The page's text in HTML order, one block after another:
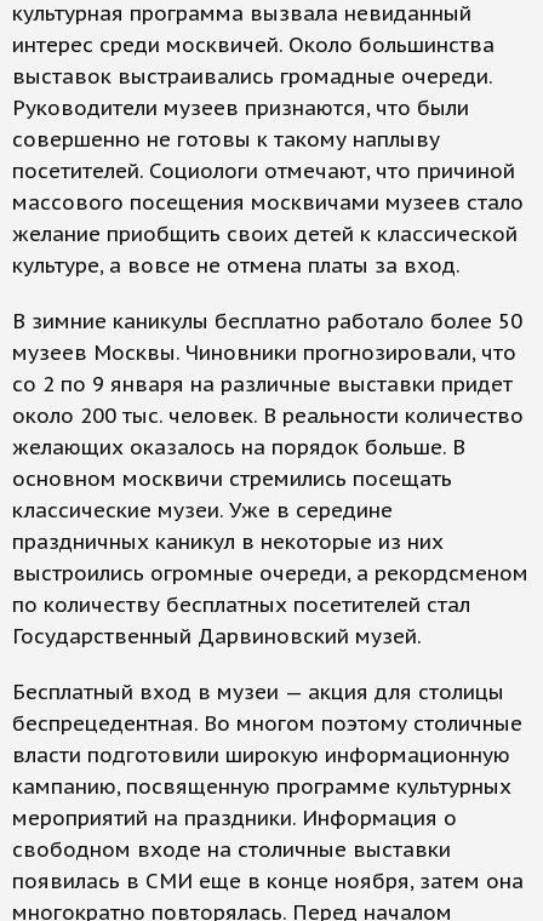
культурная программа вызвала невиданный
интерес среди москвичей. Около большинства
выставок выстраивались громадные очереди.
Руководители музеев признаются, что были
совершенно не готовы к такому наплыву
посетителей. Социологи отмечают, что причиной
массового посещения москвичами музеев стало
желание приобщить своих детей к классической
культуре, а вовсе не отмена платы за вход.
В зимние каникулы бесплатно работало более 50
музеев Москвы. Чиновники прогнозировали, что
со 2 по 9 января на различные выставки придет
около 200 тыс. человек. В реальности количество
желающих оказалось на порядок больше. В
основном москвичи стремились посещать
классические музеи. Уже в середине
праздничных каникул в некоторые из них
выстроились огромные очереди, а рекордсменом
по количеству бесплатных посетителей стал
Государственный Дарвиновский музей.
Бесплатный вход в музеи — акция для столицы
беспрецедентная. Во многом поэтому столичные
власти подготовили широкую информационную
кампанию, посвященную программе культурных
мероприятий на праздники. Информация о
свободном входе на столичные выставки
появилась в СМИ еще в конце ноября, затем она
многократно повторялась. Перед началом